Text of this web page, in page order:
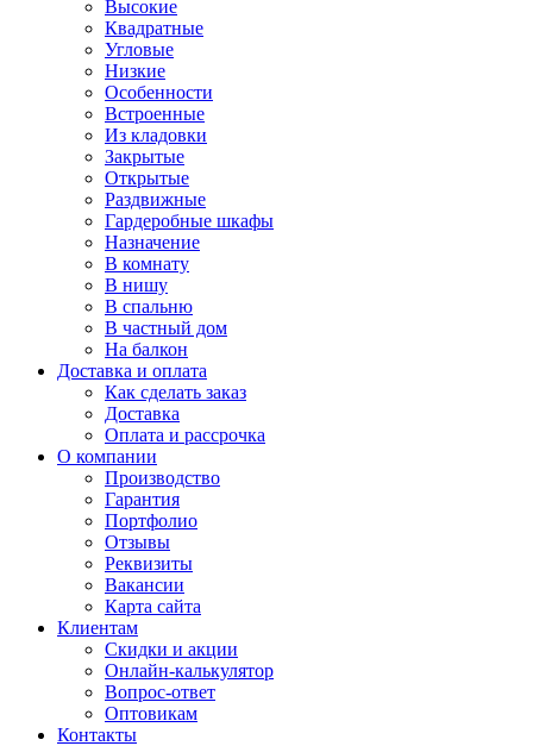
Высокие
Квадратные
Угловые
Низкие
Особенности
Встроенные
Из кладовки
Закрытые
Открытые
Раздвижные
Гардеробные шкафы
Назначение
В комнату
В нишу
В спальню
В частный дом
На балкон
Доставка и оплата
Как сделать заказ
Доставка
Оплата и рассрочка
О компании
Производство
Гарантия
Портфолио
Отзывы
Реквизиты
Вакансии
Карта сайта
Клиентам
Скидки и акции
Онлайн-калькулятор
Вопрос-ответ
Оптовикам
Контакты